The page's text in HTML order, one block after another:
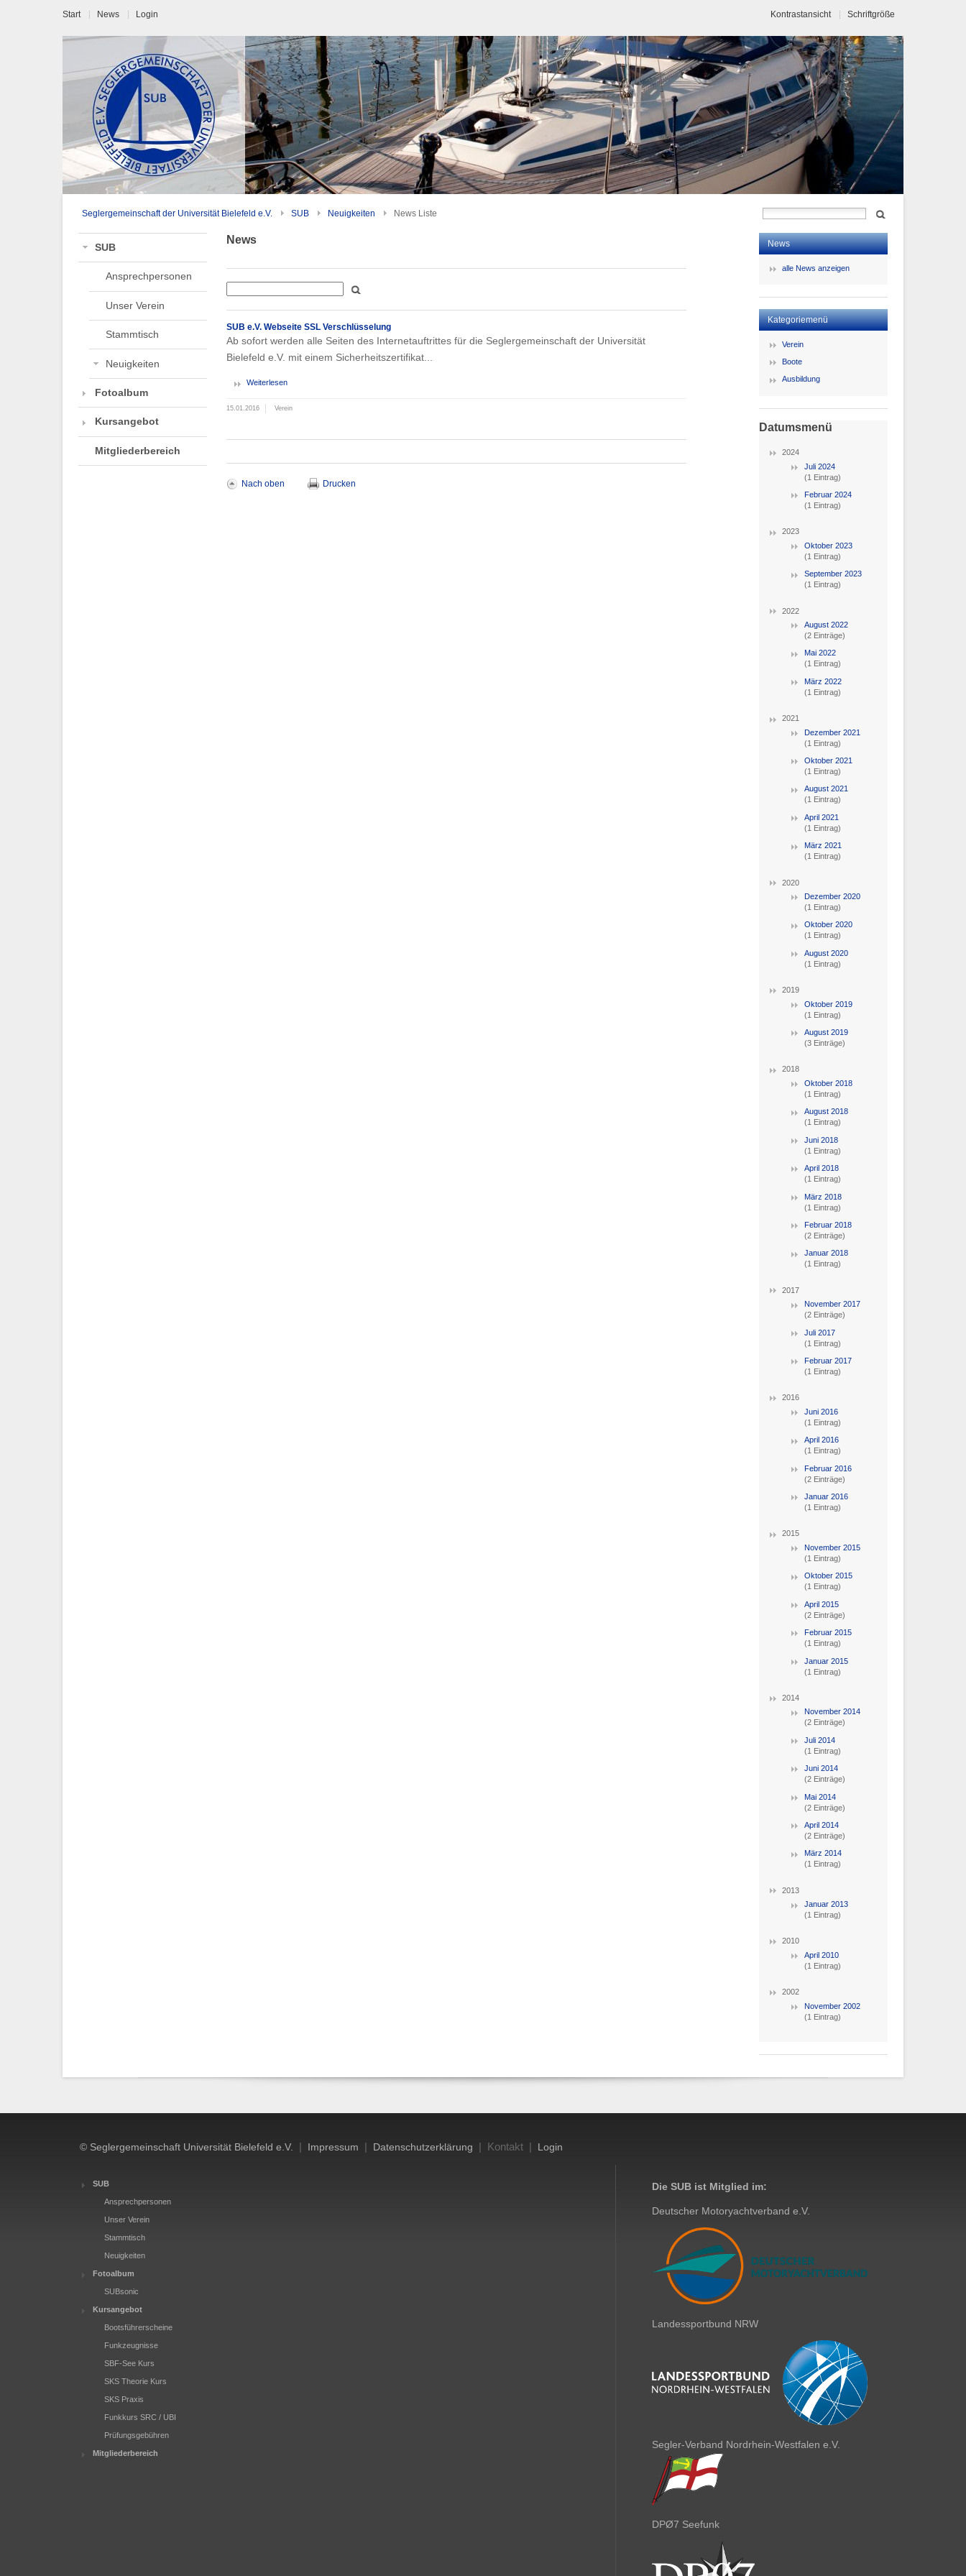
Start News Login Kontrastansicht Schriftgröße
Seglergemeinschaft der Universität Bielefeld e.V. SUB Neuigkeiten News Liste
SUB
Ansprechpersonen
Unser Verein
Stammtisch
Neuigkeiten
Fotoalbum
Kursangebot
Mitgliederbereich
News
SUB e.V. Webseite SSL Verschlüsselung
Ab sofort werden alle Seiten des Internetauftrittes für die Seglergemeinschaft der Universität
Bielefeld e.V. mit einem Sicherheitszertifikat...
Weiterlesen
15.01.2016 Verein
Nach oben Drucken
News
alle News anzeigen
Kategoriemenü
Verein
Boote
Ausbildung
Datumsmenü
2024
Juli 2024
(1 Eintrag)
Februar 2024
(1 Eintrag)
2023
Oktober 2023
(1 Eintrag)
September 2023
(1 Eintrag)
2022
August 2022
(2 Einträge)
Mai 2022
(1 Eintrag)
März 2022
(1 Eintrag)
2021
Dezember 2021
(1 Eintrag)
Oktober 2021
(1 Eintrag)
August 2021
(1 Eintrag)
April 2021
(1 Eintrag)
März 2021
(1 Eintrag)
2020
Dezember 2020
(1 Eintrag)
Oktober 2020
(1 Eintrag)
August 2020
(1 Eintrag)
2019
Oktober 2019
(1 Eintrag)
August 2019
(3 Einträge)
2018
Oktober 2018
(1 Eintrag)
August 2018
(1 Eintrag)
Juni 2018
(1 Eintrag)
April 2018
(1 Eintrag)
März 2018
(1 Eintrag)
Februar 2018
(2 Einträge)
Januar 2018
(1 Eintrag)
2017
November 2017
(2 Einträge)
Juli 2017
(1 Eintrag)
Februar 2017
(1 Eintrag)
2016
Juni 2016
(1 Eintrag)
April 2016
(1 Eintrag)
Februar 2016
(2 Einträge)
Januar 2016
(1 Eintrag)
2015
November 2015
(1 Eintrag)
Oktober 2015
(1 Eintrag)
April 2015
(2 Einträge)
Februar 2015
(1 Eintrag)
Januar 2015
(1 Eintrag)
2014
November 2014
(2 Einträge)
Juli 2014
(1 Eintrag)
Juni 2014
(2 Einträge)
Mai 2014
(2 Einträge)
April 2014
(2 Einträge)
März 2014
(1 Eintrag)
2013
Januar 2013
(1 Eintrag)
2010
April 2010
(1 Eintrag)
2002
November 2002
(1 Eintrag)
© Seglergemeinschaft Universität Bielefeld e.V. | Impressum | Datenschutzerklärung | Kontakt | Login
SUB
Ansprechpersonen
Unser Verein
Stammtisch
Neuigkeiten
Fotoalbum
SUBsonic
Kursangebot
Bootsführerscheine
Funkzeugnisse
SBF-See Kurs
SKS Theorie Kurs
SKS Praxis
Funkkurs SRC / UBI
Prüfungsgebühren
Mitgliederbereich
Die SUB ist Mitglied im:
Deutscher Motoryachtverband e.V.
Landessportbund NRW
Segler-Verband Nordrhein-Westfalen e.V.
DPØ7 Seefunk